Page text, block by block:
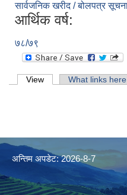
सार्वजनिक खरीद / बोलपत्र
आर्थिक वर्ष:
७८/७९
Primary tabs
View (active tab)What links here
अन्तिम अपडेट: 2026-8-7